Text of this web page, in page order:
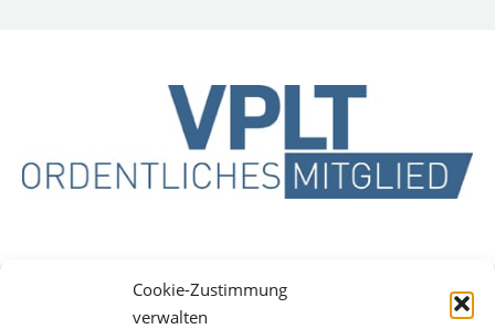
Cookie-Zustimmung
verwalten